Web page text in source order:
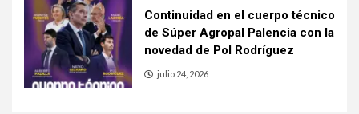
Continuidad en el cuerpo técnico
de Súper Agropal Palencia con la
novedad de Pol Rodríguez
julio 24, 2026